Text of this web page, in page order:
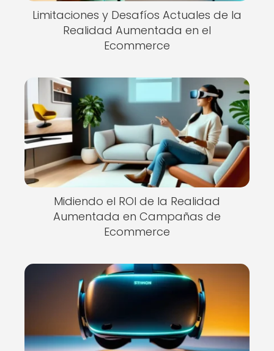
Limitaciones y Desafíos Actuales de la
Realidad Aumentada en el
Ecommerce
Midiendo el ROI de la Realidad
Aumentada en Campañas de
Ecommerce